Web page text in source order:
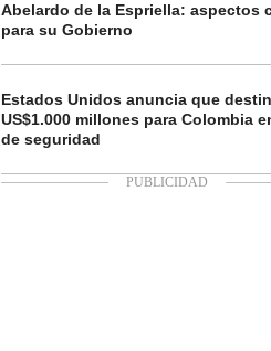
Abelardo de la Espriella: aspectos
para su Gobierno
Estados Unidos anuncia que
US$1.000 millones para Colombia
de seguridad